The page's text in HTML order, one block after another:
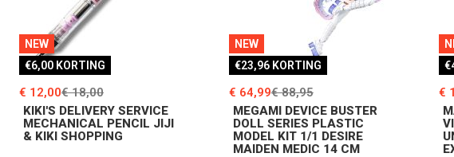
NEW
€6,00 KORTING
KIKI'S DELIVERY SERVICE
MECHANICAL PENCIL JIJI
& KIKI SHOPPING
€ 12,00€ 18,00
NEW
€23,96 KORTING
MEGAMI DEVICE BUSTER
DOLL SERIES PLASTIC
MODEL KIT 1/1 DESIRE
MAIDEN MEDIC 14 CM
€ 64,99€ 88,95 €